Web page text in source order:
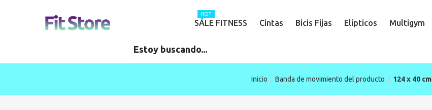
HOT
SALE FITNESS Cintas Bicis Fijas Elípticos Multigym
Inicio Banda de movimiento del producto 124 x 40 cm